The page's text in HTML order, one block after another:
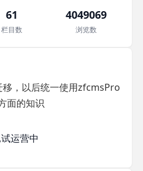
61
栏目数
4049069
浏览数
，以后统一使用zfcmsPro
面的知识
运营中